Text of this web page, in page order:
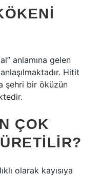
anlamına gelen
Hitit
şehri bir öküzün
ÇOK
olarak kayısıya